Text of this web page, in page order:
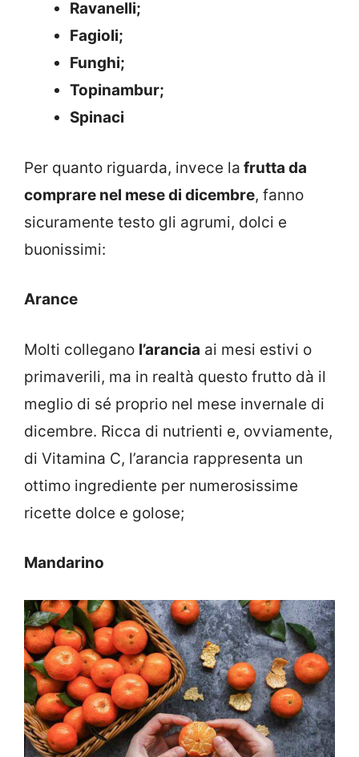
Ravanelli;
Fagioli;
Funghi;
Topinambur;
Spinaci
Per quanto riguarda, invece la frutta da
comprare nel mese di dicembre, fanno
sicuramente testo gli agrumi, dolci e
buonissimi:
Arance
Molti collegano l’arancia ai mesi estivi o
primaverili, ma in realtà questo frutto dà il
meglio di sé proprio nel mese invernale di
dicembre. Ricca di nutrienti e, ovviamente,
di Vitamina C, l’arancia rappresenta un
ottimo ingrediente per numerosissime
ricette dolce e golose;
Mandarino